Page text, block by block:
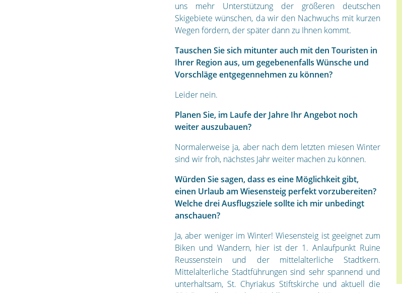
uns mehr Unterstützung der größeren deutschen
Skigebiete wünschen, da wir den Nachwuchs mit kurzen
Wegen fördern, der später dann zu Ihnen kommt.
Tauschen Sie sich mitunter auch mit den Touristen in
Ihrer Region aus, um gegebenenfalls Wünsche und
Vorschläge entgegennehmen zu können?
Leider nein.
Planen Sie, im Laufe der Jahre Ihr Angebot noch
weiter auszubauen?
Normalerweise ja, aber nach dem letzten miesen Winter
sind wir froh, nächstes Jahr weiter machen zu können.
Würden Sie sagen, dass es eine Möglichkeit gibt,
einen Urlaub am Wiesensteig perfekt vorzubereiten?
Welche drei Ausflugsziele sollte ich mir unbedingt
anschauen?
Ja, aber weniger im Winter! Wiesensteig ist geeignet zum
Biken und Wandern, hier ist der 1. Anlaufpunkt Ruine
Reussenstein und der mittelalterliche Stadtkern.
Mittelalterliche Stadtführungen sind sehr spannend und
unterhaltsam, St. Chyriakus Stiftskirche und aktuell die